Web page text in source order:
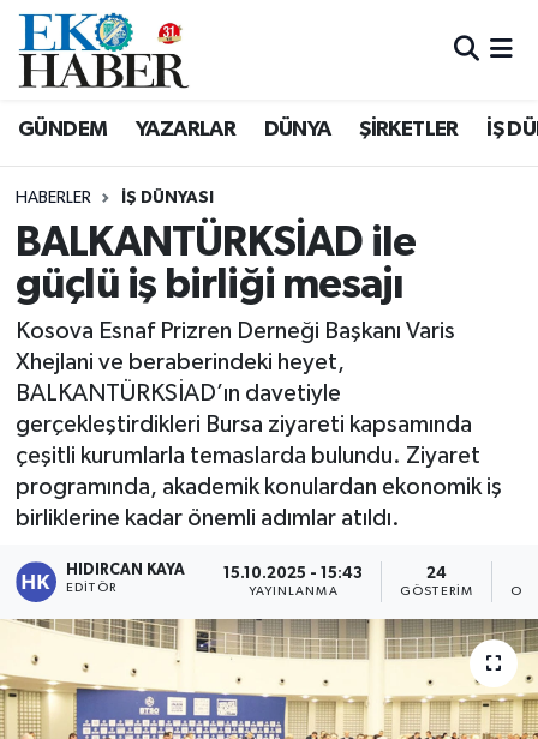
GÜNDEM YAZARLAR DÜNYA ŞİRKETLER İŞ
HABERLER İŞ DÜNYASI
BALKANTÜRKSİAD ile
güçlü iş birliği mesajı
Kosova Esnaf Prizren Derneği Başkanı Varis
Xhejlani ve beraberindeki heyet,
BALKANTÜRKSİAD’ın davetiyle
gerçekleştirdikleri Bursa ziyareti kapsamında
çeşitli kurumlarla temaslarda bulundu. Ziyaret
programında, akademik konulardan ekonomik iş
birliklerine kadar önemli adımlar atıldı.
HIDIRCAN KAYA
EDITÖR
15.10.2025 - 15:43
YAYINLANMA
24
GÖSTERIM
Hava Durumu
Süper Lig Puan Durumu ve Fikstür
Tüm Manşetler
Son Dakika Haberleri
Haber Arşivi